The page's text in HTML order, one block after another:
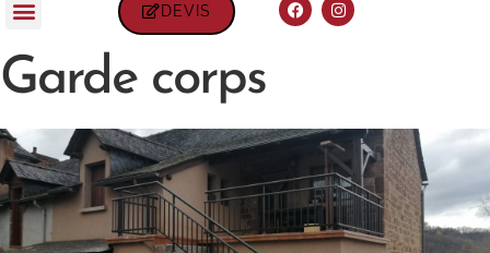
DEVIS
Garde corps